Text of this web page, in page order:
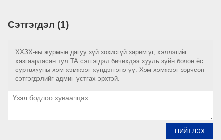
Сэтгэгдэл (1)
ХХЗХ-ны журмын дагуу зүй зохисгүй зарим үг, хэллэгийг
хязгаарласан тул ТА сэтгэгдэл бичихдээ хууль зүйн болон ёс
суртахууны хэм хэмжээг хүндэтгэнэ үү. Хэм хэмжээг зөрчсөн
сэтгэгдэлийг админ устгах эрхтэй.
НИЙТЛЭХ